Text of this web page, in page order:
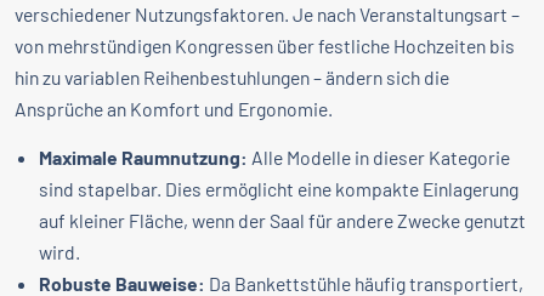
verschiedener Nutzungsfaktoren. Je nach Veranstaltungsart –
von mehrstündigen Kongressen über festliche Hochzeiten bis
hin zu variablen Reihenbestuhlungen – ändern sich die
Ansprüche an Komfort und Ergonomie.
Maximale Raumnutzung: Alle Modelle in dieser Kategorie
sind stapelbar. Dies ermöglicht eine kompakte Einlagerung
auf kleiner Fläche, wenn der Saal für andere Zwecke genutzt
wird.
Robuste Bauweise: Da Bankettstühle häufig transportiert,